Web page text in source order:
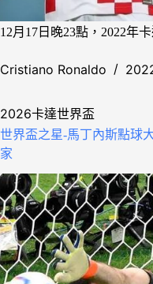
12月17日晚23點，2022年
Cristiano Ronaldo
2026卡達世界盃
世界盃之星-馬丁內斯點球
家